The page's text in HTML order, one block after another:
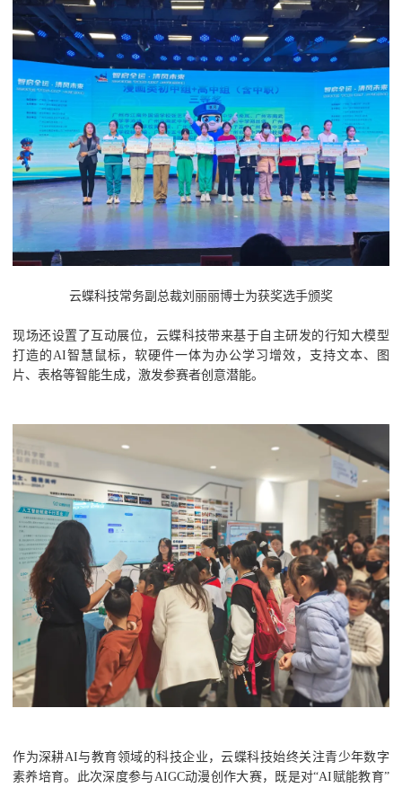
云蝶科技常务副总裁刘丽丽博士为获奖选手颁奖
现场还设置了互动展位，云蝶科技带来基于自主研发的行知大模型
打造的AI智慧鼠标，软硬件一体为办公学习增效，支持文本、图
片、表格等智能生成，激发参赛者创意潜能。
作为深耕AI与教育领域的科技企业，云蝶科技始终关注青少年数字
素养培育。此次深度参与AIGC动漫创作大赛，既是对“AI赋能教育”